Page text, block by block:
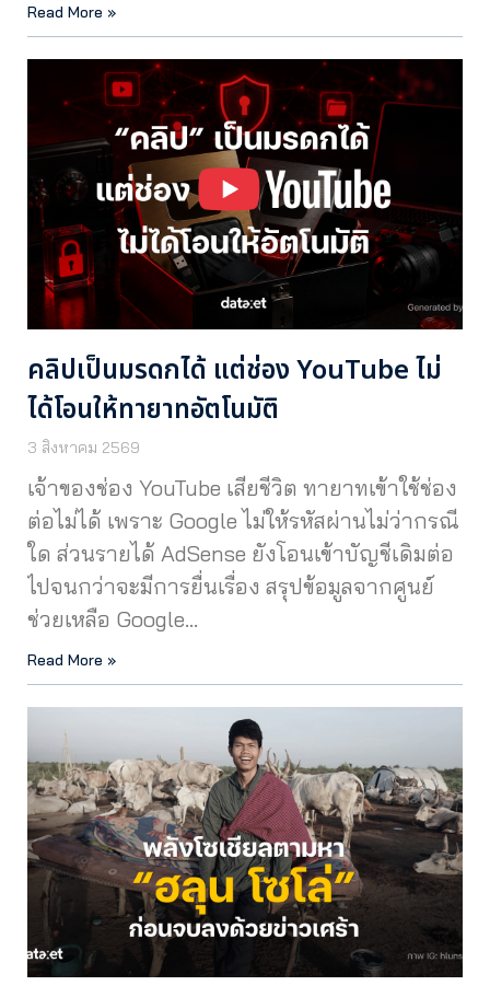
Read More »
คลิปเป็นมรดกได้ แต่ช่อง YouTube ไม่
ได้โอนให้ทายาทอัตโนมัติ
3 สิงหาคม 2569
เจ้าของช่อง YouTube เสียชีวิต ทายาทเข้าใช้ช่อง
ต่อไม่ได้ เพราะ Google ไม่ให้รหัสผ่านไม่ว่ากรณี
ใด ส่วนรายได้ AdSense ยังโอนเข้าบัญชีเดิมต่อ
ไปจนกว่าจะมีการยื่นเรื่อง สรุปข้อมูลจากศูนย์
ช่วยเหลือ Google…
Read More »